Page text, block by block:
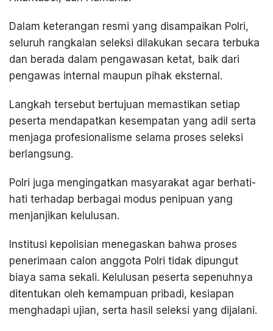
Dalam keterangan resmi yang disampaikan Polri,
seluruh rangkaian seleksi dilakukan secara terbuka
dan berada dalam pengawasan ketat, baik dari
pengawas internal maupun pihak eksternal.
Langkah tersebut bertujuan memastikan setiap
peserta mendapatkan kesempatan yang adil serta
menjaga profesionalisme selama proses seleksi
berlangsung.
Polri juga mengingatkan masyarakat agar berhati-
hati terhadap berbagai modus penipuan yang
menjanjikan kelulusan.
Institusi kepolisian menegaskan bahwa proses
penerimaan calon anggota Polri tidak dipungut
biaya sama sekali. Kelulusan peserta sepenuhnya
ditentukan oleh kemampuan pribadi, kesiapan
menghadapi ujian, serta hasil seleksi yang dijalani.